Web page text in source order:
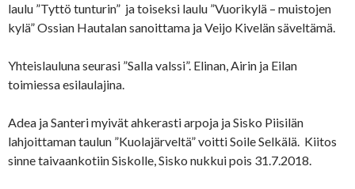
laulu ”Tyttö tunturin” ja toiseksi laulu ”Vuorikylä – muistojen
kylä” Ossian Hautalan sanoittama ja Veijo Kivelän säveltämä.
Yhteislauluna seurasi ”Salla valssi”. Elinan, Airin ja Eilan
toimiessa esilaulajina.
Adea ja Santeri myivät ahkerasti arpoja ja Sisko Piisilän
lahjoittaman taulun ”Kuolajärveltä” voitti Soile Selkälä. Kiitos
sinne taivaankotiin Siskolle, Sisko nukkui pois 31.7.2018.